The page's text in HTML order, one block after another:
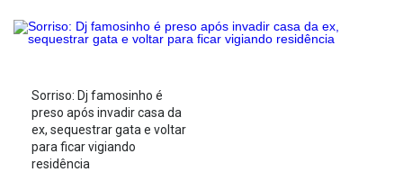
Sorriso: Dj famosinho é
preso após invadir casa da
ex, sequestrar gata e voltar
para ficar vigiando
residência